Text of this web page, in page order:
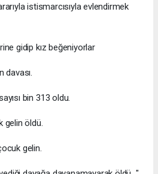
istismarcısıyla evlendirmek
gidip kız beğeniyorlar
davası.
bin 313 oldu.
gelin öldü.
gelin.